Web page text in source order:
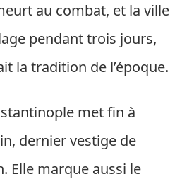
au combat, et la ville
pendant trois jours,
la tradition de l’époque.
met fin à
dernier vestige de
Elle marque aussi le